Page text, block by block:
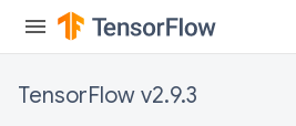
TensorFlow v2.9.3